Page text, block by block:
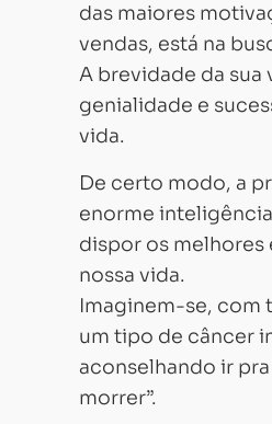
das maiores
vendas, está na
A brevidade da
genialidade e
vida.
De certo modo, a
enorme
dispor os melhores
nossa vida.
Imaginem-se, com
um tipo de câncer
aconselhando ir
morrer”.